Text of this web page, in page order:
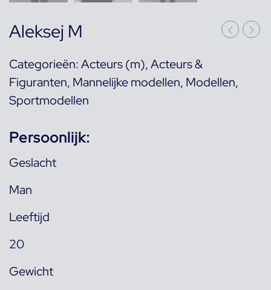
Aleksej M
Categorieën:Acteurs (m),Acteurs &
Figuranten, Mannelijke modellen, Modellen,
Sportmodellen
Persoonlijk:
Geslacht
Man
Leeftijd
20
Gewicht